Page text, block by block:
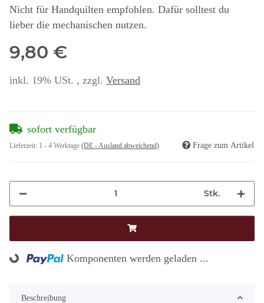
Nicht für Handquilten empfohlen. Dafür solltest du
lieber die mechanischen nutzen.
9,80 €
inkl. 19% USt. , zzgl. Versand
sofort verfügbar
Lieferzeit: 1 - 4 Werktage (DE - Ausland abweichend) Frage zum Artikel
Stk.
Loading... Komponenten werden geladen ...
Beschreibung